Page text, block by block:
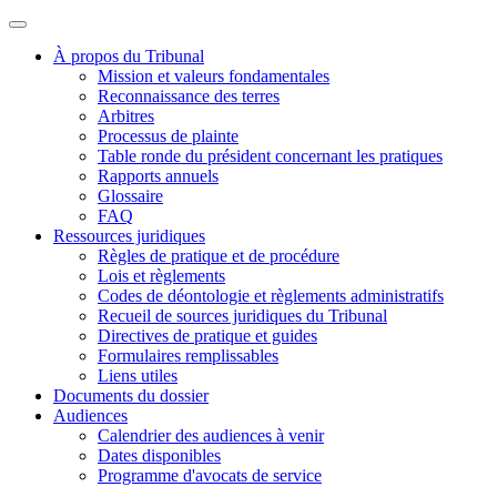
À propos du Tribunal
Mission et valeurs fondamentales
Reconnaissance des terres
Arbitres
Processus de plainte
Table ronde du président concernant les pratiques
Rapports annuels
Glossaire
FAQ
Ressources juridiques
Règles de pratique et de procédure
Lois et règlements
Codes de déontologie et règlements administratifs
Recueil de sources juridiques du Tribunal
Directives de pratique et guides
Formulaires remplissables
Liens utiles
Documents du dossier
Audiences
Calendrier des audiences à venir
Dates disponibles
Programme d'avocats de service